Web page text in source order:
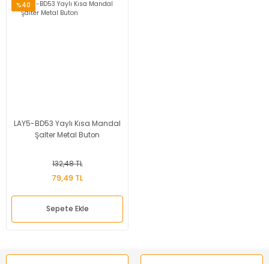
%40
LAY5-BD53 Yaylı Kısa Mandal
Şalter Metal Buton
132,48 TL
79,49 TL
Sepete Ekle